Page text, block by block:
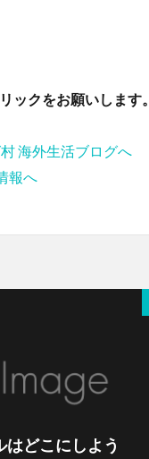
ックをお願いします。
はどこにしよう